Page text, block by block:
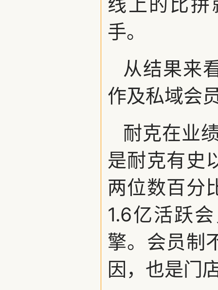
手。
从结果来
作及私域会
耐克在业
是耐克有史
两位数百分
1.6亿活跃
擎。会员制
因，也是门